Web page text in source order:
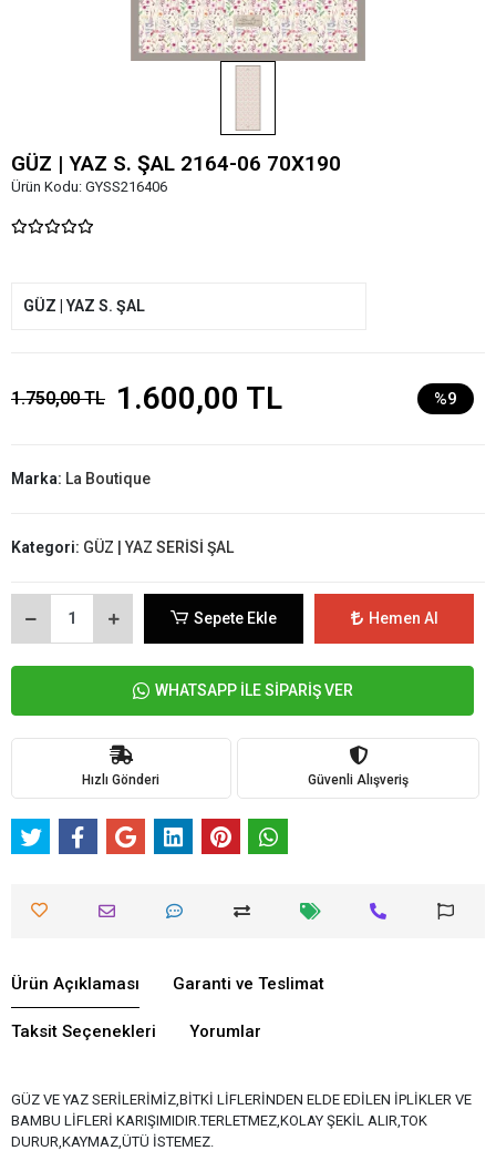
GÜZ | YAZ S. ŞAL 2164-06 70X190
Ürün Kodu: GYSS216406
GÜZ | YAZ S. ŞAL
1.750,00 TL 1.600,00 TL %9
Marka: La Boutique
Kategori: GÜZ | YAZ SERİSİ ŞAL
Sepete Ekle Hemen Al
WHATSAPP İLE SİPARİŞ VER
Hızlı Gönderi Güvenli Alışveriş
Ürün Açıklaması Garanti ve Teslimat
Taksit Seçenekleri Yorumlar
GÜZ VE YAZ SERİLERİMİZ,BİTKİ LİFLERİNDEN ELDE EDİLEN İPLİKLER VE
BAMBU LİFLERİ KARIŞIMIDIR.TERLETMEZ,KOLAY ŞEKİL ALIR,TOK
DURUR,KAYMAZ,ÜTÜ İSTEMEZ.